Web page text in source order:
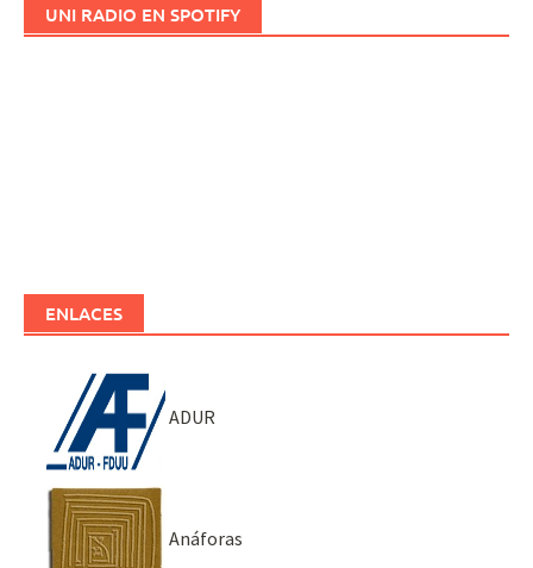
UNI RADIO EN SPOTIFY
ENLACES
ADUR
Anáforas